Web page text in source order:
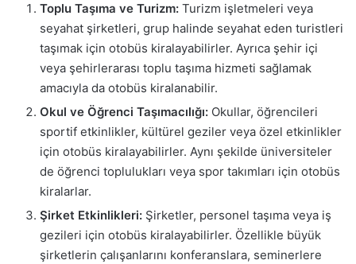
Toplu Taşıma ve Turizm: Turizm işletmeleri veya
seyahat şirketleri, grup halinde seyahat eden turistleri
taşımak için otobüs kiralayabilirler. Ayrıca şehir içi
veya şehirlerarası toplu taşıma hizmeti sağlamak
amacıyla da otobüs kiralanabilir.
Okul ve Öğrenci Taşımacılığı: Okullar, öğrencileri
sportif etkinlikler, kültürel geziler veya özel etkinlikler
için otobüs kiralayabilirler. Aynı şekilde üniversiteler
de öğrenci toplulukları veya spor takımları için otobüs
kiralarlar.
Şirket Etkinlikleri: Şirketler, personel taşıma veya iş
gezileri için otobüs kiralayabilirler. Özellikle büyük
şirketlerin çalışanlarını konferanslara, seminerlere